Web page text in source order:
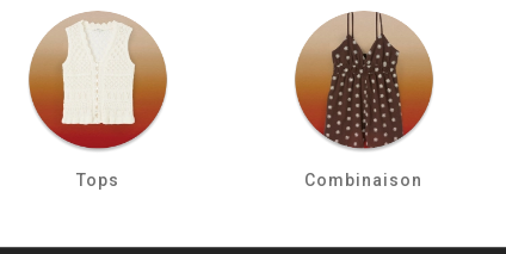
Tops Combinaison